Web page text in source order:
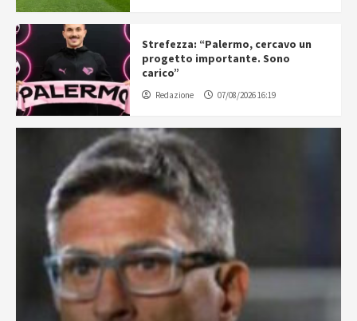
Strefezza: “Palermo, cercavo un
progetto importante. Sono
carico”
Redazione 07/08/2026 16:19